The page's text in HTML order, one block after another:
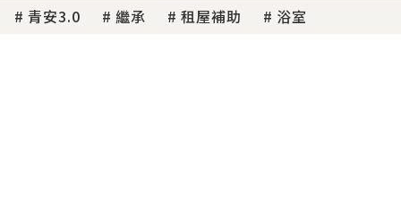
青安3.0 繼承 租屋補助 浴室